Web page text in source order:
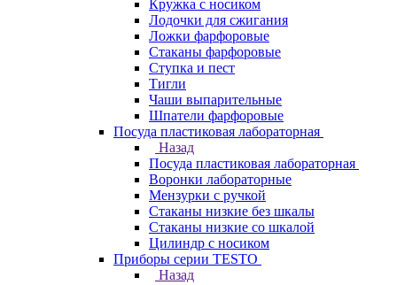
Кружка с носиком
Лодочки для сжигания
Ложки фарфоровые
Стаканы фарфоровые
Ступка и пест
Тигли
Чаши выпарительные
Шпатели фарфоровые
Посуда пластиковая лабораторная
Назад
Посуда пластиковая лабораторная
Воронки лабораторные
Мензурки с ручкой
Стаканы низкие без шкалы
Стаканы низкие со шкалой
Цилиндр с носиком
Приборы серии TESTO
Назад